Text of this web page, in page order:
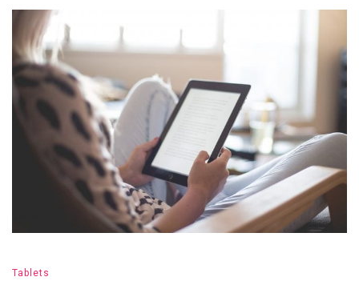
Tablets